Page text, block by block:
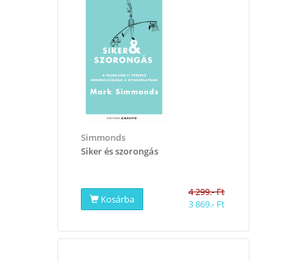
Simmonds
Siker és szorongás
Kosárba
4 299.- Ft
3 869.- Ft